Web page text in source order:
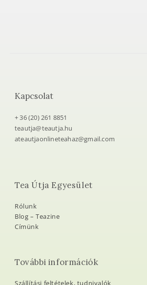
Kapcsolat
+ 36 (20) 261 8851
teautja@teautja.hu
ateautjaonlineteahaz@gmail.com
Tea Útja Egyesület
Rólunk
Blog – Teazine
Címünk
További információk
Szállítási feltételek, tudnivalók